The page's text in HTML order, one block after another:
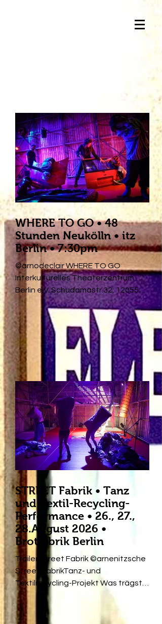
WHERE TO GO • 48
Stunden Neukölln • itz
Berlin • 7:30pm
©arnodeclair WHERE TO GO
Interkulturelles Theaterzentrum
Berlin e.V. Schudomastr.32, 12055
Berlin Zwischen Glasraum und
Stadtraum beginnen Körper,
Kanister und Klänge zu wandern –
und mit ihnen die Grenzen. Ein
Aquarium, Plastikmüll und ein
versenktes Autos.
Menschengestalten werden zu
schillernden Fischzombies. Ein Sturm
aus Tanz, Musik, Text und Objekten.
Alles gerät in Bewegung. Kanister,
Autoteile und Körper wechseln ihre
Orte, die Grenzen verschwimmen.
Das gesamte Areal
STREET Fabrik • Tanz
und Textil-Recycling-
Performance • 26., 27.,
28.August 2026 •
Brotfabrik Berlin
Trailer Street Fabrik ©arnenitzsche
Street FabrikTanz- und
Textilrecycling-Projekt Was trägst
Du und wenn ja wie lange? Über
mehrere Monate sammelte die
Choreografin und Tänzerin Ini Dill